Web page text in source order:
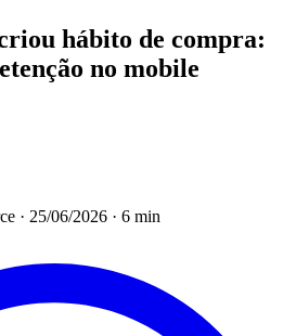
hábito de compra:
no mobile
· 25/06/2026 · 6 min